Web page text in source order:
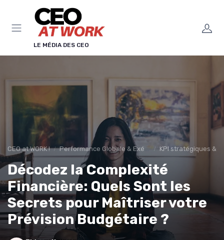
LE MÉDIA DES CEO
CEO at WORK ! Performance Globale & Exécution KPI stratégiques &
Décodez la Complexité
Financière: Quels Sont les
Secrets pour Maîtriser votre
Prévision Budgétaire ?
Panneau de gestion des cookies